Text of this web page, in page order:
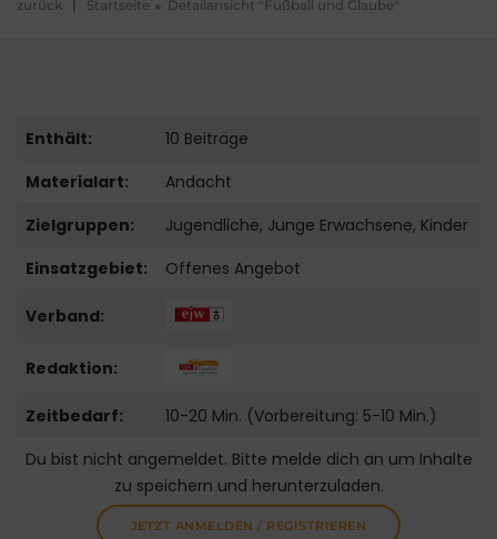
zurück | Startseite Detailansicht "Fußball und Glaube"
Enthält:
10 Beiträge
Materialart:
Andacht
Zielgruppen:
Jugendliche, Junge Erwachsene, Kinder
Einsatzgebiet:
Offenes Angebot
Verband:
Redaktion:
Zeitbedarf:
10-20 Min. (Vorbereitung: 5-10 Min.)
Du bist nicht angemeldet. Bitte melde dich an um Inhalte
zu speichern und herunterzuladen.
JETZT ANMELDEN / REGISTRIEREN